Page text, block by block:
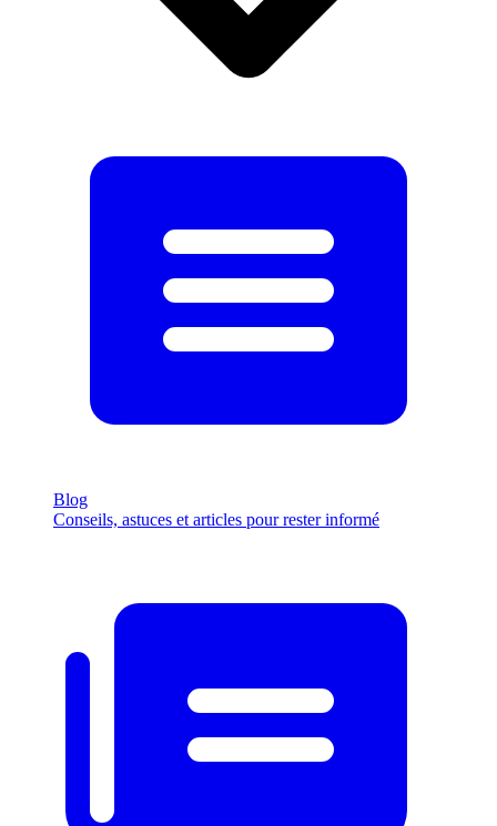
Blog
Conseils, astuces et articles pour rester informé